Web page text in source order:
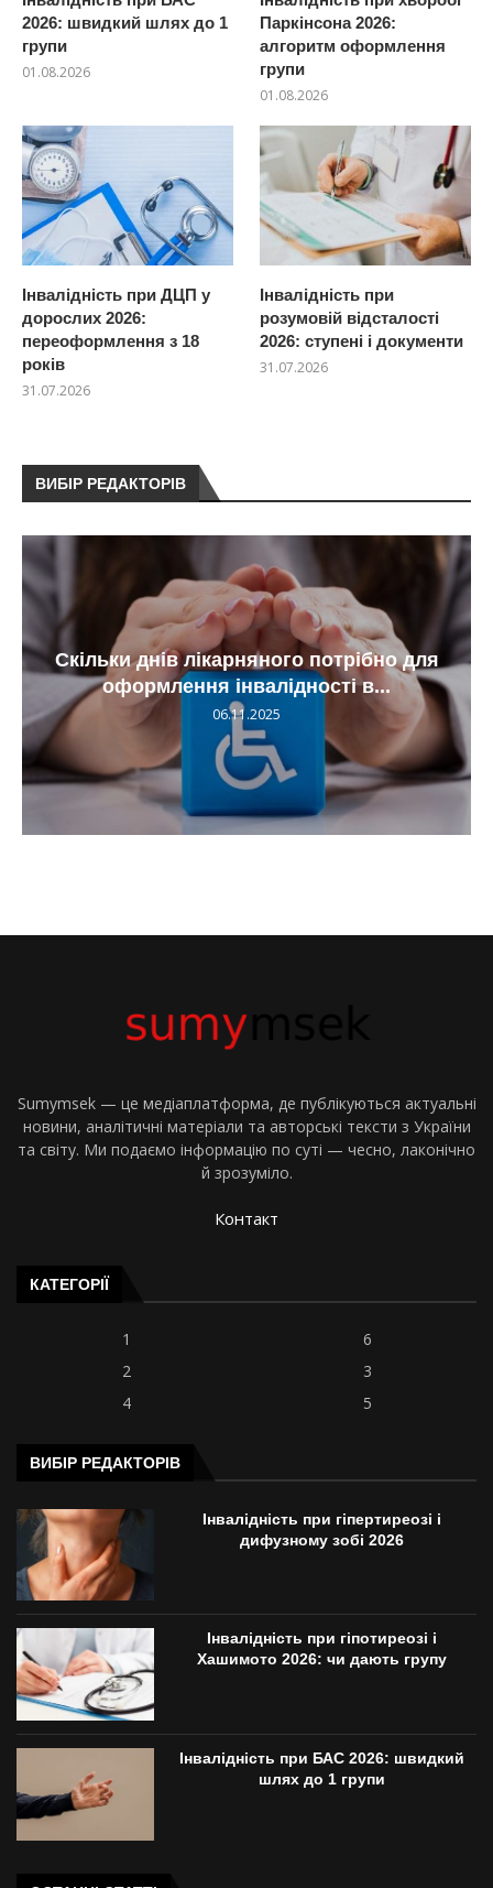
2026: швидкий шлях до 1
групи
01.08.2026
Паркінсона 2026:
алгоритм оформлення
групи
01.08.2026
Інвалідність при ДЦП у
дорослих 2026:
переоформлення з 18
років
31.07.2026
Інвалідність при
розумовій відсталості
2026: ступені і документи
31.07.2026
ВИБІР РЕДАКТОРІВ
Скільки днів лікарняного потрібно для
оформлення інвалідності в...
06.11.2025
Sumymsek — це медіаплатформа, де публікуються актуальні
новини, аналітичні матеріали та авторські тексти з України
та світу. Ми подаємо інформацію по суті — чесно, лаконічно
й зрозуміло.
Контакт
КАТЕГОРІЇ
1
6
2
3
4
5
ВИБІР РЕДАКТОРІВ
Інвалідність при гіпертиреозі і
дифузному зобі 2026
Інвалідність при гіпотиреозі і
Хашимото 2026: чи дають групу
Інвалідність при БАС 2026: швидкий
шлях до 1 групи